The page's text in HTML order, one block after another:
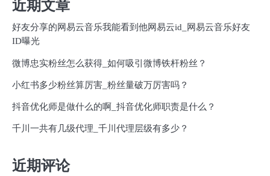
近期文章
好友分享的网易云音乐我能看到他网易云id_网易云音乐好友
ID曝光
微博忠实粉丝怎么获得_如何吸引微博铁杆粉丝？
小红书多少粉丝算厉害_粉丝量破万厉害吗？
抖音优化师是做什么的啊_抖音优化师职责是什么？
千川一共有几级代理_千川代理层级有多少？
近期评论